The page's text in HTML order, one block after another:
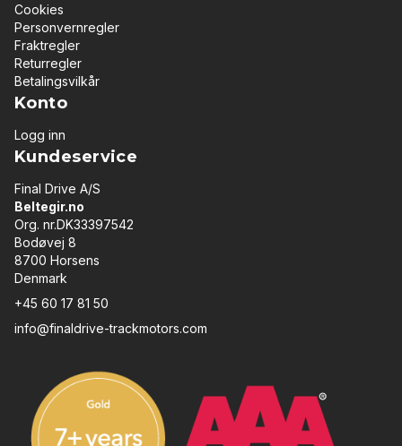
Cookies
Personvernregler
Fraktregler
Returregler
Betalingsvilkår
Konto
Logg inn
Kundeservice
Final Drive A/S
Beltegir.no
Org. nr.DK33397542
Bodøvej 8
8700 Horsens
Denmark
+45 60 17 81 50
info@finaldrive-trackmotors.com